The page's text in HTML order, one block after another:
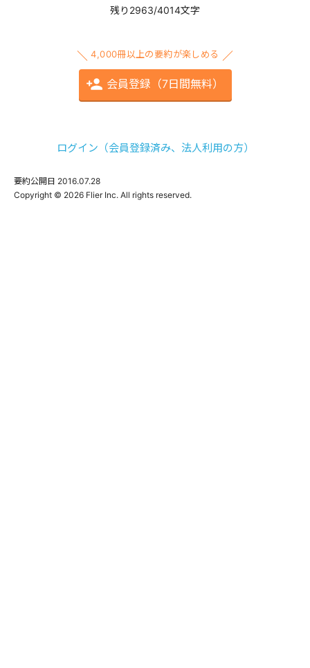
残り2963/4014文字
4,000冊以上の要約が楽しめる
会員登録（7日間無料）
ログイン（会員登録済み、法人利用の方）
要約公開日 2016.07.28